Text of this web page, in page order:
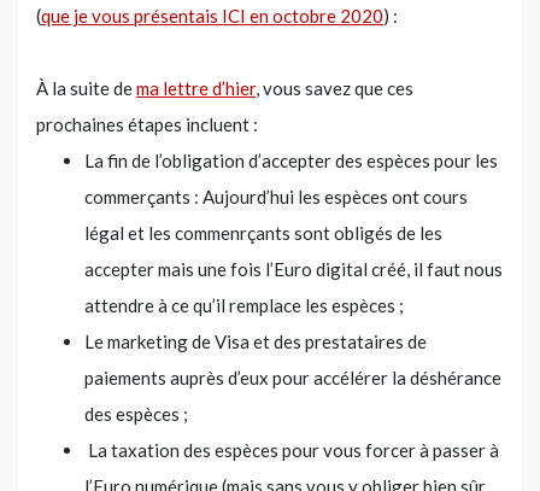
(que je vous présentais ICI en octobre 2020) :
À la suite dema lettre d’hier, vous savez que ces
prochaines étapes incluent :
La fin de l’obligation d’accepter des espèces pour les
commerçants : Aujourd’hui les espèces ont cours
légal et les commenrçants sont obligés de les
accepter mais une fois l’Euro digital créé, il faut nous
attendre à ce qu’il remplace les espèces ;
Le marketing de Visa et des prestataires de
paiements auprès d’eux pour accélérer la déshérance
des espèces ;
La taxation des espèces pour vous forcer à passer à
l’Euro numérique (mais sans vous y obliger bien sûr…